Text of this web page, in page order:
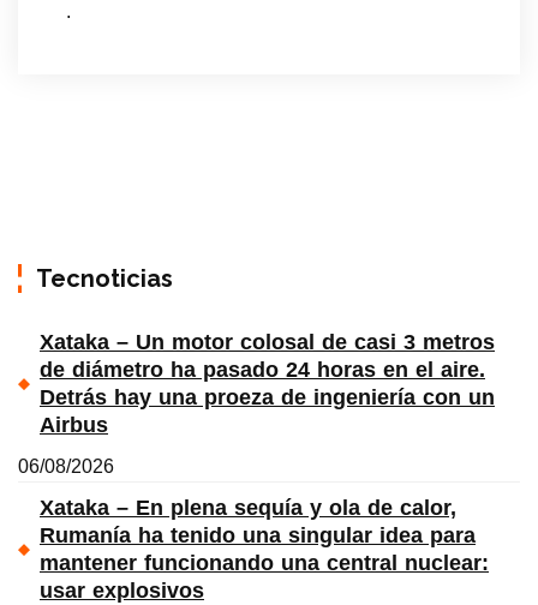
.
Tecnoticias
Xataka – Un motor colosal de casi 3 metros
de diámetro ha pasado 24 horas en el aire.
Detrás hay una proeza de ingeniería con un
Airbus
06/08/2026
Xataka – En plena sequía y ola de calor,
Rumanía ha tenido una singular idea para
mantener funcionando una central nuclear:
usar explosivos